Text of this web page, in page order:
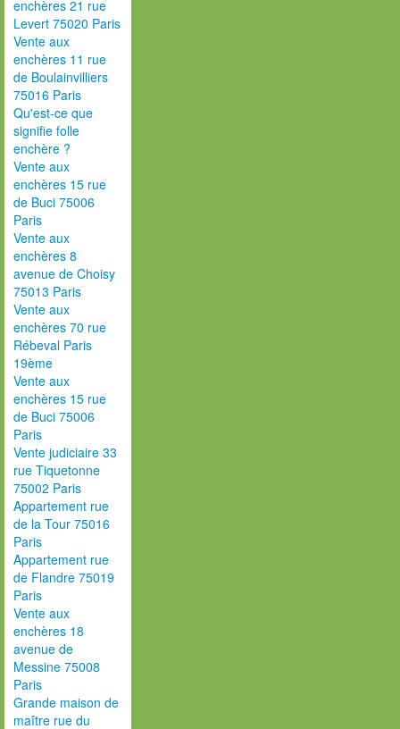
enchères 21 rue
Levert 75020 Paris
Vente aux
enchères 11 rue
de Boulainvilliers
75016 Paris
Qu'est-ce que
signifie folle
enchère ?
Vente aux
enchères 15 rue
de Buci 75006
Paris
Vente aux
enchères 8
avenue de Choisy
75013 Paris
Vente aux
enchères 70 rue
Rébeval Paris
19ème
Vente aux
enchères 15 rue
de Buci 75006
Paris
Vente judiciaire 33
rue Tiquetonne
75002 Paris
Appartement rue
de la Tour 75016
Paris
Appartement rue
de Flandre 75019
Paris
Vente aux
enchères 18
avenue de
Messine 75008
Paris
Grande maison de
maître rue du